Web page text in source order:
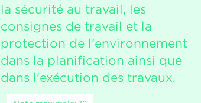
la sécurité au travail, les
consignes de travail et la
protection de l'environnement
dans la planification ainsi que
dans l'exécution des travaux.